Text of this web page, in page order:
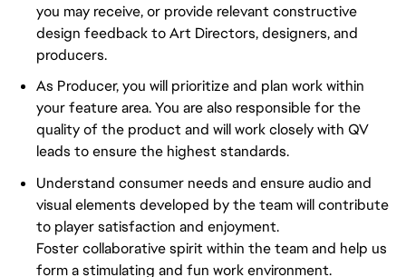
you may receive, or provide relevant constructive
design feedback to Art Directors, designers, and
producers.
As Producer, you will prioritize and plan work within
your feature area. You are also responsible for the
quality of the product and will work closely with QV
leads to ensure the highest standards.
Understand consumer needs and ensure audio and
visual elements developed by the team will contribute
to player satisfaction and enjoyment.
Foster collaborative spirit within the team and help us
form a stimulating and fun work environment.